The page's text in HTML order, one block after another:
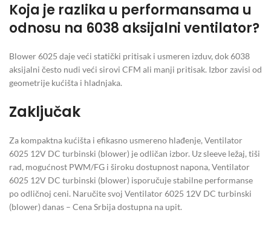
Koja je razlika u performansama u
odnosu na 6038 aksijalni ventilator?
Blower 6025 daje veći statički pritisak i usmeren izduv, dok 6038
aksijalni često nudi veći sirovi CFM ali manji pritisak. Izbor zavisi od
geometrije kućišta i hladnjaka.
Zaključak
Za kompaktna kućišta i efikasno usmereno hlađenje, Ventilator
6025 12V DC turbinski (blower) je odličan izbor. Uz sleeve ležaj, tiši
rad, mogućnost PWM/FG i široku dostupnost napona, Ventilator
6025 12V DC turbinski (blower) isporučuje stabilne performanse
po odličnoj ceni. Naručite svoj Ventilator 6025 12V DC turbinski
(blower) danas – Cena Srbija dostupna na upit.